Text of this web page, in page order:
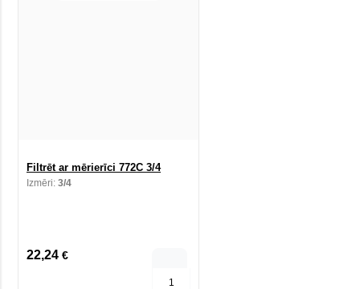
Filtrēt ar mērierīci 772C 3/4
Izmēri: 3/4
22,24 €